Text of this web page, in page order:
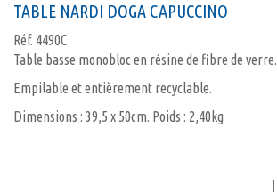
TABLE NARDI DOGA CAPUCCINO
Réf. 4490C
Table basse monobloc en résine de fibre de verre.
Empilable et entièrement recyclable.
Dimensions : 39,5 x 50cm. Poids : 2,40kg